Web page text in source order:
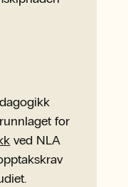
for
ved NLA